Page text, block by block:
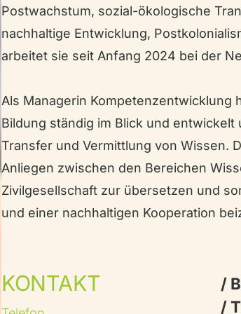
Postwachstum, sozial-ökologische
nachhaltige Entwicklung,
arbeitet sie seit Anfang 2024 bei der
Als Managerin Kompetenzentwicklung
Bildung ständig im Blick und entwickelt
Transfer und Vermittlung von Wissen.
Anliegen zwischen den Bereichen
Zivilgesellschaft zur übersetzen und
und einer nachhaltigen Kooperation
KONTAKT
/
/